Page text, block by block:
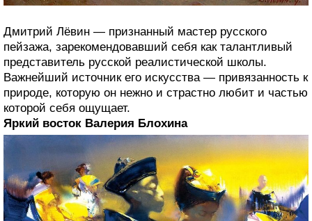
Дмитрий Лёвин — признанный мастер русского
пейзажа, зарекомендовавший себя как талантливый
представитель русской реалистической школы.
Важнейший источник его искусства — привязанность к
природе, которую он нежно и страстно любит и частью
которой себя ощущает.
Яркий восток Валерия Блохина